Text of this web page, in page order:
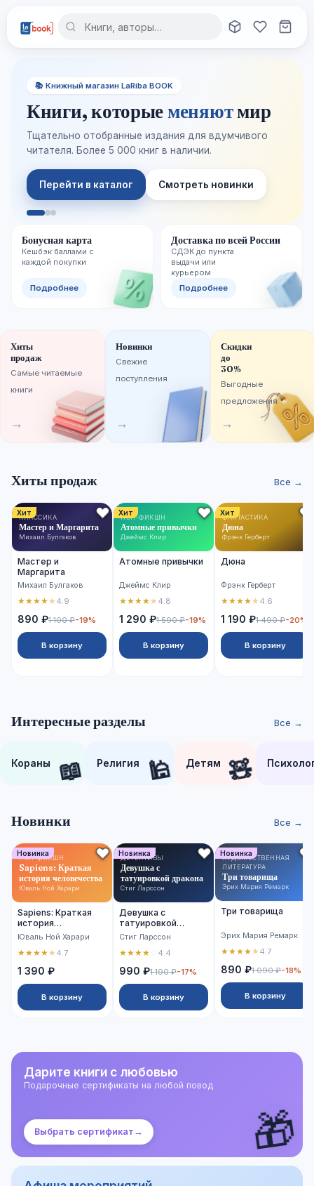
📚 Книжный магазин LaRiba BOOK
Книги, которыеменяютмир
Тщательно отобранные издания для вдумчивого
читателя. Более 5 000 книг в наличии.
Перейти в каталог Смотреть новинки
Бонусная карта
Кешбэк баллами с
каждой покупки
Подробнее
Доставка по всей России
СДЭК до пункта
выдачи или
курьером
Подробнее
Хиты
продаж
Самые читаемые
книги
→
Новинки
Свежие
поступления
→
Скидки
до
30%
Выгодные
предложения
→
Хиты продаж Все →
Хит
КЛАССИКА
Мастер и Маргарита
Михаил Булгаков
Мастер и
Маргарита
Михаил Булгаков
★★★★★4.9
890 ₽1 100 ₽-19%
В корзину
Хит
НОН-ФИКШН
Атомные привычки
Джеймс Клир
Атомные привычки
Джеймс Клир
★★★★★4.8
1 290 ₽1 590 ₽-19%
В корзину
Хит
ФАНТАСТИКА
Дюна
Фрэнк Герберт
Дюна
Фрэнк Герберт
★★★★★4.6
1 190 ₽1 490 ₽-20%
В корзину
Интересные разделы Все →
Кораны 📖 Религия 🕌 Детям 🧸
Новинки Все →
Новинка
НОН-ФИКШН
Sapiens: Краткая
история человечества
Юваль Ной Харари
Sapiens: Краткая
история
человечества
Юваль Ной Харари
★★★★★4.7
1 390 ₽
В корзину
Новинка
ДЕТЕКТИВЫ
Девушка с
татуировкой дракона
Стиг Ларссон
Девушка с
татуировкой
дракона
Стиг Ларссон
★★★★ 4.4
990 ₽1 190 ₽-17%
В корзину
Новинка
ХУДОЖЕСТВЕННАЯ
ЛИТЕРАТУРА
Три товарища
Эрих Мария Ремарк
Три товарища
Эрих Мария Ремарк
★★★★★4.7
890 ₽1 090 ₽-18%
В корзину
Дарите книги с любовью
Подарочные сертификаты на любой повод
Выбрать сертификат → 🎁